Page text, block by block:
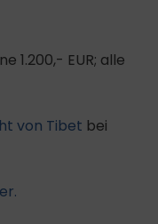
1.200,- EUR; alle
von Tibet bei